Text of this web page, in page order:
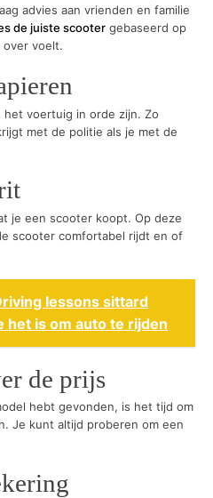
advies aan vrienden en familie
de juiste scooter gebaseerd op
over voelt.
voertuig in orde zijn. Zo
met de politie als je met de
je een scooter koopt. Op deze
scooter comfortabel rijdt en of
lessons sittard
het is om auto te rijden
de prijs
hebt gevonden, is het tijd om
Je kunt altijd proberen om een